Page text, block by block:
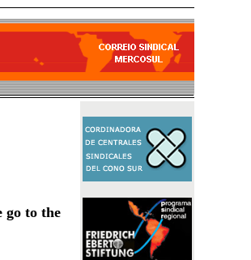
go to the